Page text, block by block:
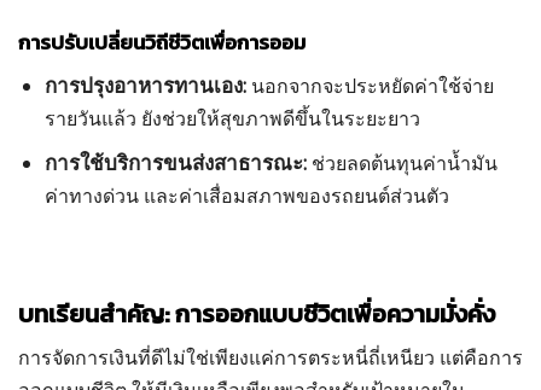
การปรับเปลี่ยนวิถีชีวิตเพื่อการออม
การปรุงอาหารทานเอง: นอกจากจะประหยัดค่าใช้จ่าย
รายวันแล้ว ยังช่วยให้สุขภาพดีขึ้นในระยะยาว
การใช้บริการขนส่งสาธารณะ: ช่วยลดต้นทุนค่าน้ำมัน
ค่าทางด่วน และค่าเสื่อมสภาพของรถยนต์ส่วนตัว
บทเรียนสำคัญ: การออกแบบชีวิตเพื่อความมั่งคั่ง
การจัดการเงินที่ดีไม่ใช่เพียงแค่การตระหนี่ถี่เหนียว แต่คือการ